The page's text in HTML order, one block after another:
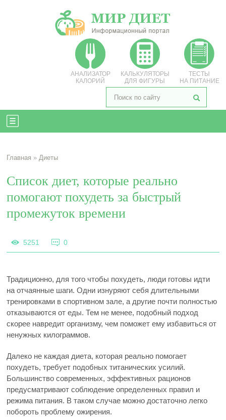
АНАЛИЗАТОР
КАЛОРИЙ
КАЛЬКУЛЯТОРЫ
ДЛЯ ФИГУРЫ
ТЕСТЫ
НА ПИТАНИЕ
Главная »Диеты
Список диет, которые реально
помогают похудеть за быстрый
промежуток времени
5251 0
Традиционно, для того чтобы похудеть, люди готовы идти
на отчаянные шаги. Одни изнуряют себя длительными
тренировками в спортивном зале, а другие почти полностью
отказываются от еды. Тем не менее, подобный подход
скорее навредит организму, чем поможет ему избавиться от
ненужных килограммов.
Далеко не каждая диета, которая реально помогает
похудеть, требует подобных титанических усилий.
Большинство современных, эффективных рационов
предусматривают соблюдение определенных правил и
режима питания. В таком случае можно достаточно легко
побороть проблему ожирения.